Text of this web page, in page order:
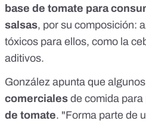
base de tomate para
salsas, por su composición:
tóxicos para ellos, como la
aditivos.
González apunta que algunos
comerciales de comida
de tomate. "Forma parte de